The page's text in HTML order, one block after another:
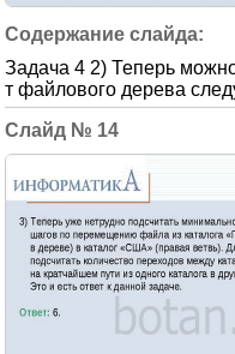
Задача 4 2) Теперь
т файлового дерева
14